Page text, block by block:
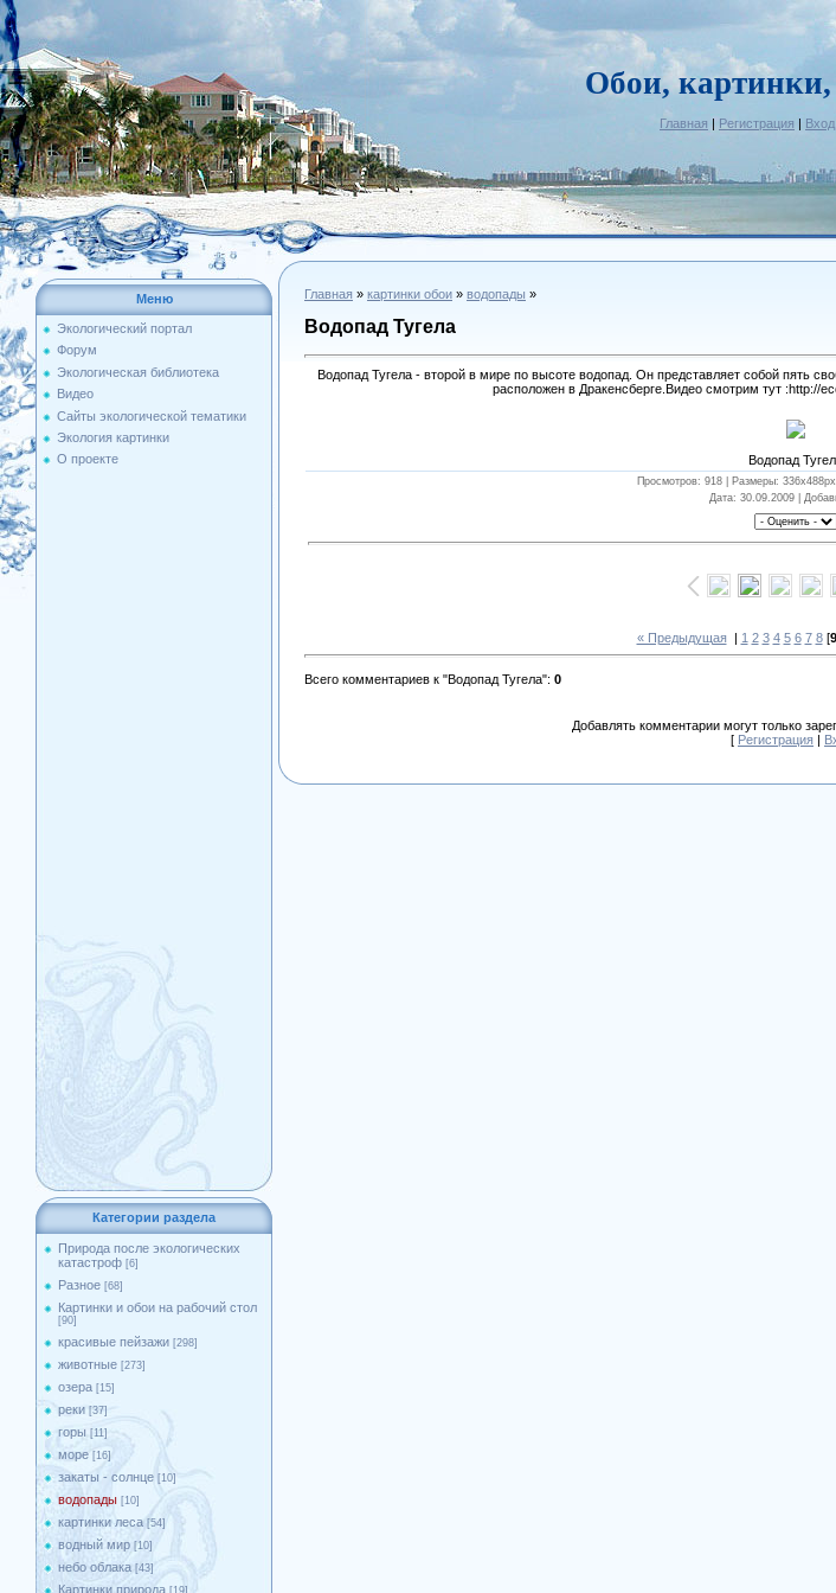
Обои,
Главная | Регистрация | Вход
Меню
Экологический портал
Форум
Экологическая библиотека
Видео
Сайты экологической тематики
Экология картинки
О проекте
Категории раздела
Природа после экологических
катастроф [6]
Разное [68]
Картинки и обои на рабочий стол
[90]
красивые пейзажи [298]
животные [273]
озера [15]
реки [37]
горы [11]
море [16]
закаты - солнце [10]
водопады [10]
картинки леса [54]
водный мир [10]
небо облака [43]
Картинки природа [19]
Главная » картинки обои » водопады »
Водопад Тугела
Водопад Тугела - второй в мире по высоте водопад. Он представляет собой пять
расположен в Дракенсберге.Видео смотрим тут :http://
Водопад
Просмотров: 918 | Размеры:
Дата: 30.09.2009 |
« Предыдущая| 1 2 3 4 5 6 7 8[9
Всего комментариев к "Водопад Тугела": 0
Добавлять комментарии могут только
[ Регистрация |